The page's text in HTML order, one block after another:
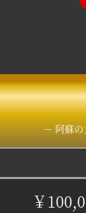
－ 阿蘇
￥